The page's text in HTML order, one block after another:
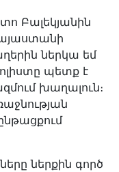
Բալեկյանին
ներկա եմ
պետք է
խաղալուն։
ներքին գործ